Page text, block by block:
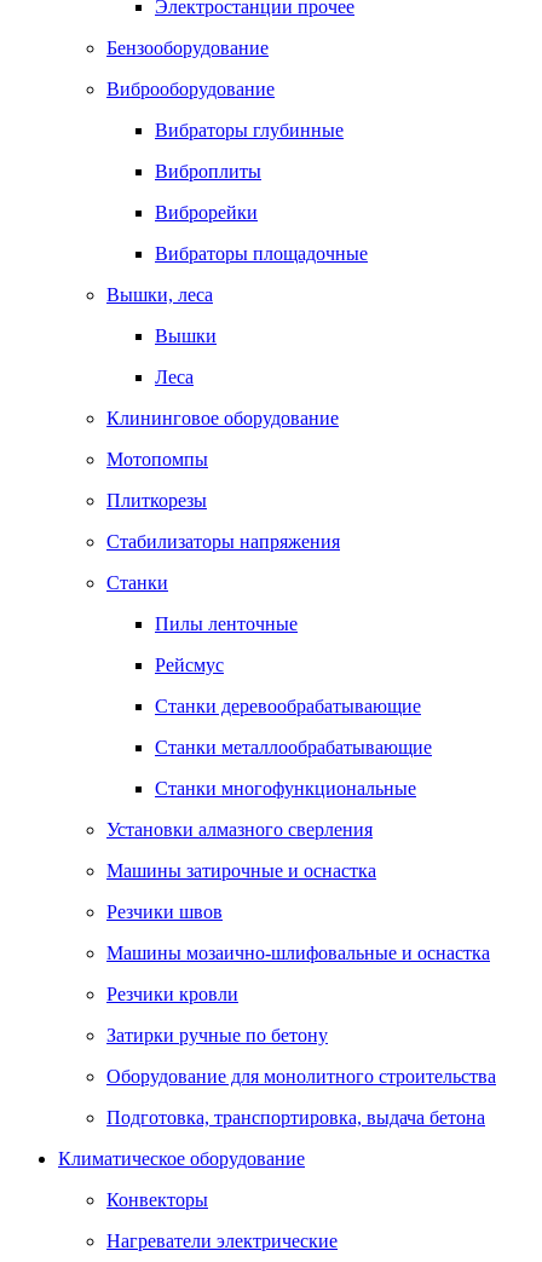
Электростанции прочее
Бензооборудование
Виброоборудование
Вибраторы глубинные
Виброплиты
Виброрейки
Вибраторы площадочные
Вышки, леса
Вышки
Леса
Клининговое оборудование
Мотопомпы
Плиткорезы
Стабилизаторы напряжения
Станки
Пилы ленточные
Рейсмус
Станки деревообрабатывающие
Станки металлообрабатывающие
Станки многофункциональные
Установки алмазного сверления
Машины затирочные и оснастка
Резчики швов
Машины мозаично-шлифовальные и оснастка
Резчики кровли
Затирки ручные по бетону
Оборудование для монолитного строительства
Подготовка, транспортировка, выдача бетона
Климатическое оборудование
Конвекторы
Нагреватели электрические